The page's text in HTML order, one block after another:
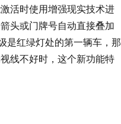
活时使用增强现实技术进
头或门牌号自动直接叠加
是红绿灯处的第一辆车，那
线不好时，这个新功能特